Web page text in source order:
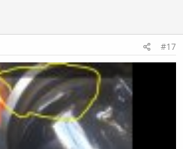
#17